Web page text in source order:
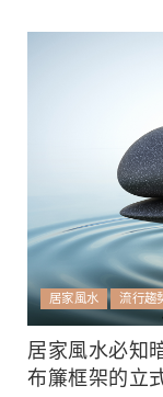
居家風水 流行趨
居家風水必知
布簾框架的